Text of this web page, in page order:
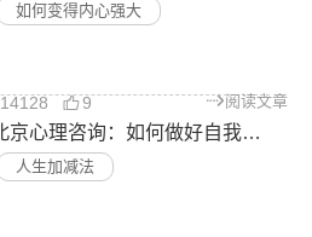
如何变得内心强大
14128 9 阅读文章
北京心理咨询：如何做好自我成长？做减法的人生更高级
人生加减法